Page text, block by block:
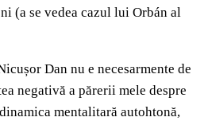
(a se vedea cazul lui Orbán al
Dan nu e necesarmente de
negativă a părerii mele despre
mentalitară autohtonă,